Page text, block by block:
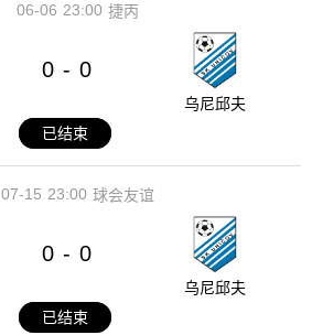
23:00
06-06 捷丙
0 - 0
乌尼邱夫
已结束
23:00
07-15 球会友谊
0 - 0
乌尼邱夫
已结束